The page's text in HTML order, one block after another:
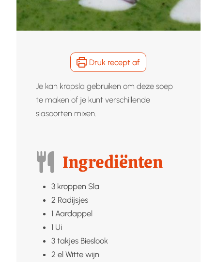
Druk recept af
Je kan kropsla gebruiken om deze soep
te maken of je kunt verschillende
slasoorten mixen.
Ingrediënten
3 kroppen Sla
2 Radijsjes
1 Aardappel
1 Ui
3 takjes Bieslook
2 el Witte wijn